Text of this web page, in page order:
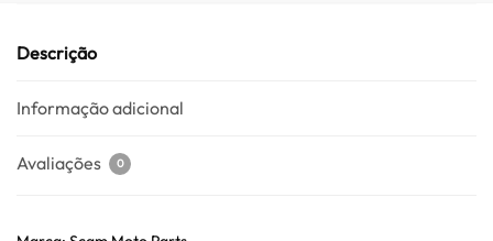
Descrição
Informação adicional
Avaliações 0